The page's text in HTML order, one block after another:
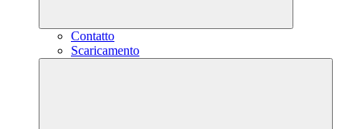
Contatto
Scaricamento